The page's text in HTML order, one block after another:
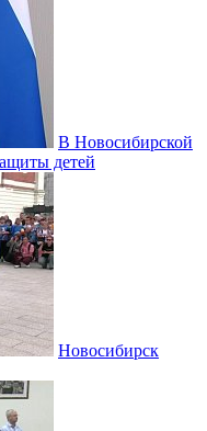
В Новосибирской
детей
Новосибирск